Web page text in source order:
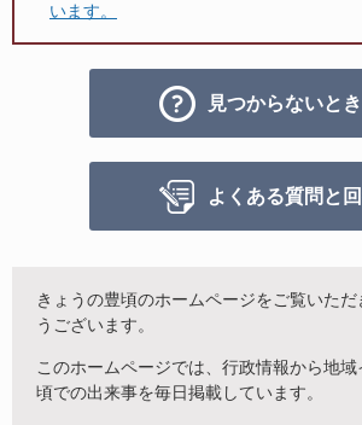
います。
見つからないと
よくある質問と
きょうの豊頃のホームページをご覧いただ
うございます。
このホームページでは、行政情報から地
頃での出来事を毎日掲載しています。